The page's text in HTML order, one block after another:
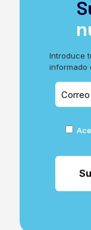
Introduce
informado